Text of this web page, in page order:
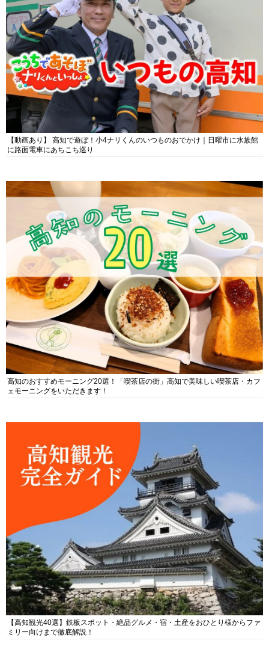
【動画あり】 高知で遊ぼ！小4ナリくんのいつものおでかけ｜日曜市に水族館
に路面電車にあちこち巡り
高知のおすすめモーニング20選！「喫茶店の街」高知で美味しい喫茶店・カフ
ェモーニングをいただきます！
【高知観光40選】鉄板スポット・絶品グルメ・宿・土産をおひとり様からファ
ミリー向けまで徹底解説！